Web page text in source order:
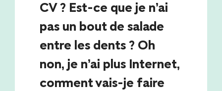
CV ? Est-ce que je n’ai
pas un bout de salade
entre les dents ? Oh
non, je n’ai plus Internet,
comment vais-je faire